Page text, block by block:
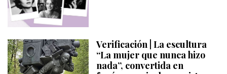
Verificación | La escultura
“La mujer que nunca hizo
nada”, convertida en